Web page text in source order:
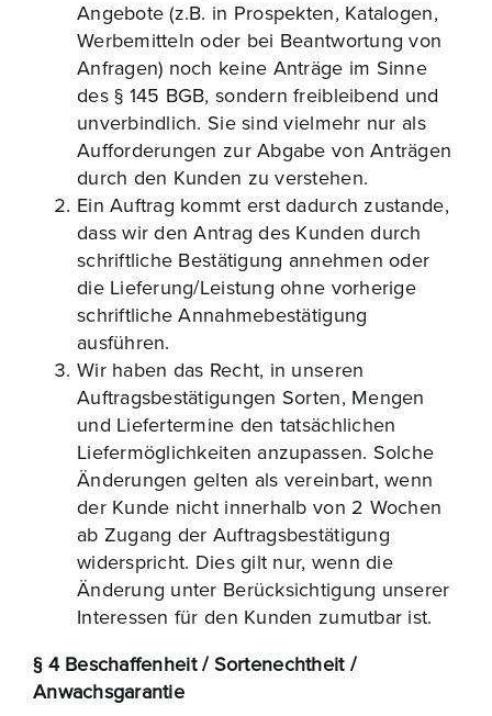
Angebote (z.B. in Prospekten, Katalogen,
Werbemitteln oder bei Beantwortung von
Anfragen) noch keine Anträge im Sinne
des § 145 BGB, sondern freibleibend und
unverbindlich. Sie sind vielmehr nur als
Aufforderungen zur Abgabe von Anträgen
durch den Kunden zu verstehen.
Ein Auftrag kommt erst dadurch zustande,
dass wir den Antrag des Kunden durch
schriftliche Bestätigung annehmen oder
die Lieferung/Leistung ohne vorherige
schriftliche Annahmebestätigung
ausführen.
Wir haben das Recht, in unseren
Auftragsbestätigungen Sorten, Mengen
und Liefertermine den tatsächlichen
Liefermöglichkeiten anzupassen. Solche
Änderungen gelten als vereinbart, wenn
der Kunde nicht innerhalb von 2 Wochen
ab Zugang der Auftragsbestätigung
widerspricht. Dies gilt nur, wenn die
Änderung unter Berücksichtigung unserer
Interessen für den Kunden zumutbar ist.
§ 4 Beschaffenheit / Sortenechtheit /
Anwachsgarantie